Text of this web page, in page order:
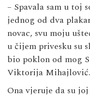
– Spavala sam u toj
jednog od dva
novac, svu moju
u čijem privesku su
bio poklon od mog
Viktorija Mihajlović.
Ona vjeruje da su